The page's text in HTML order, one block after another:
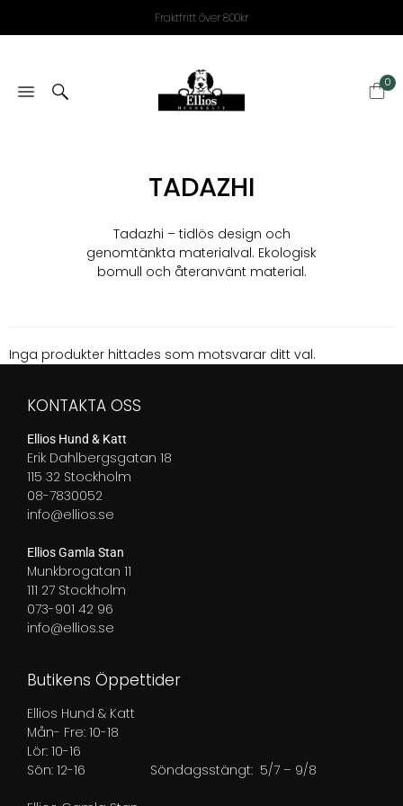
Fraktfritt över 800kr
0
TADAZHI
Tadazhi – tidlös design och
genomtänkta materialval. Ekologisk
bomull och återanvänt material.
Inga produkter hittades som motsvarar ditt val.
KONTAKTA OSS
Ellios Hund & Katt
Erik Dahlbergsgatan 18
115 32 Stockholm
08-7830052
info@ellios.se
Ellios Gamla Stan
Munkbrogatan 11
111 27 Stockholm
073-901 42 96
info@ellios.se
Butikens Öppettider
Ellios Hund & Katt
Mån- Fre: 10-18
Lör: 10-16
Sön: 12-16 Söndagsstängt: 5/7 – 9/8